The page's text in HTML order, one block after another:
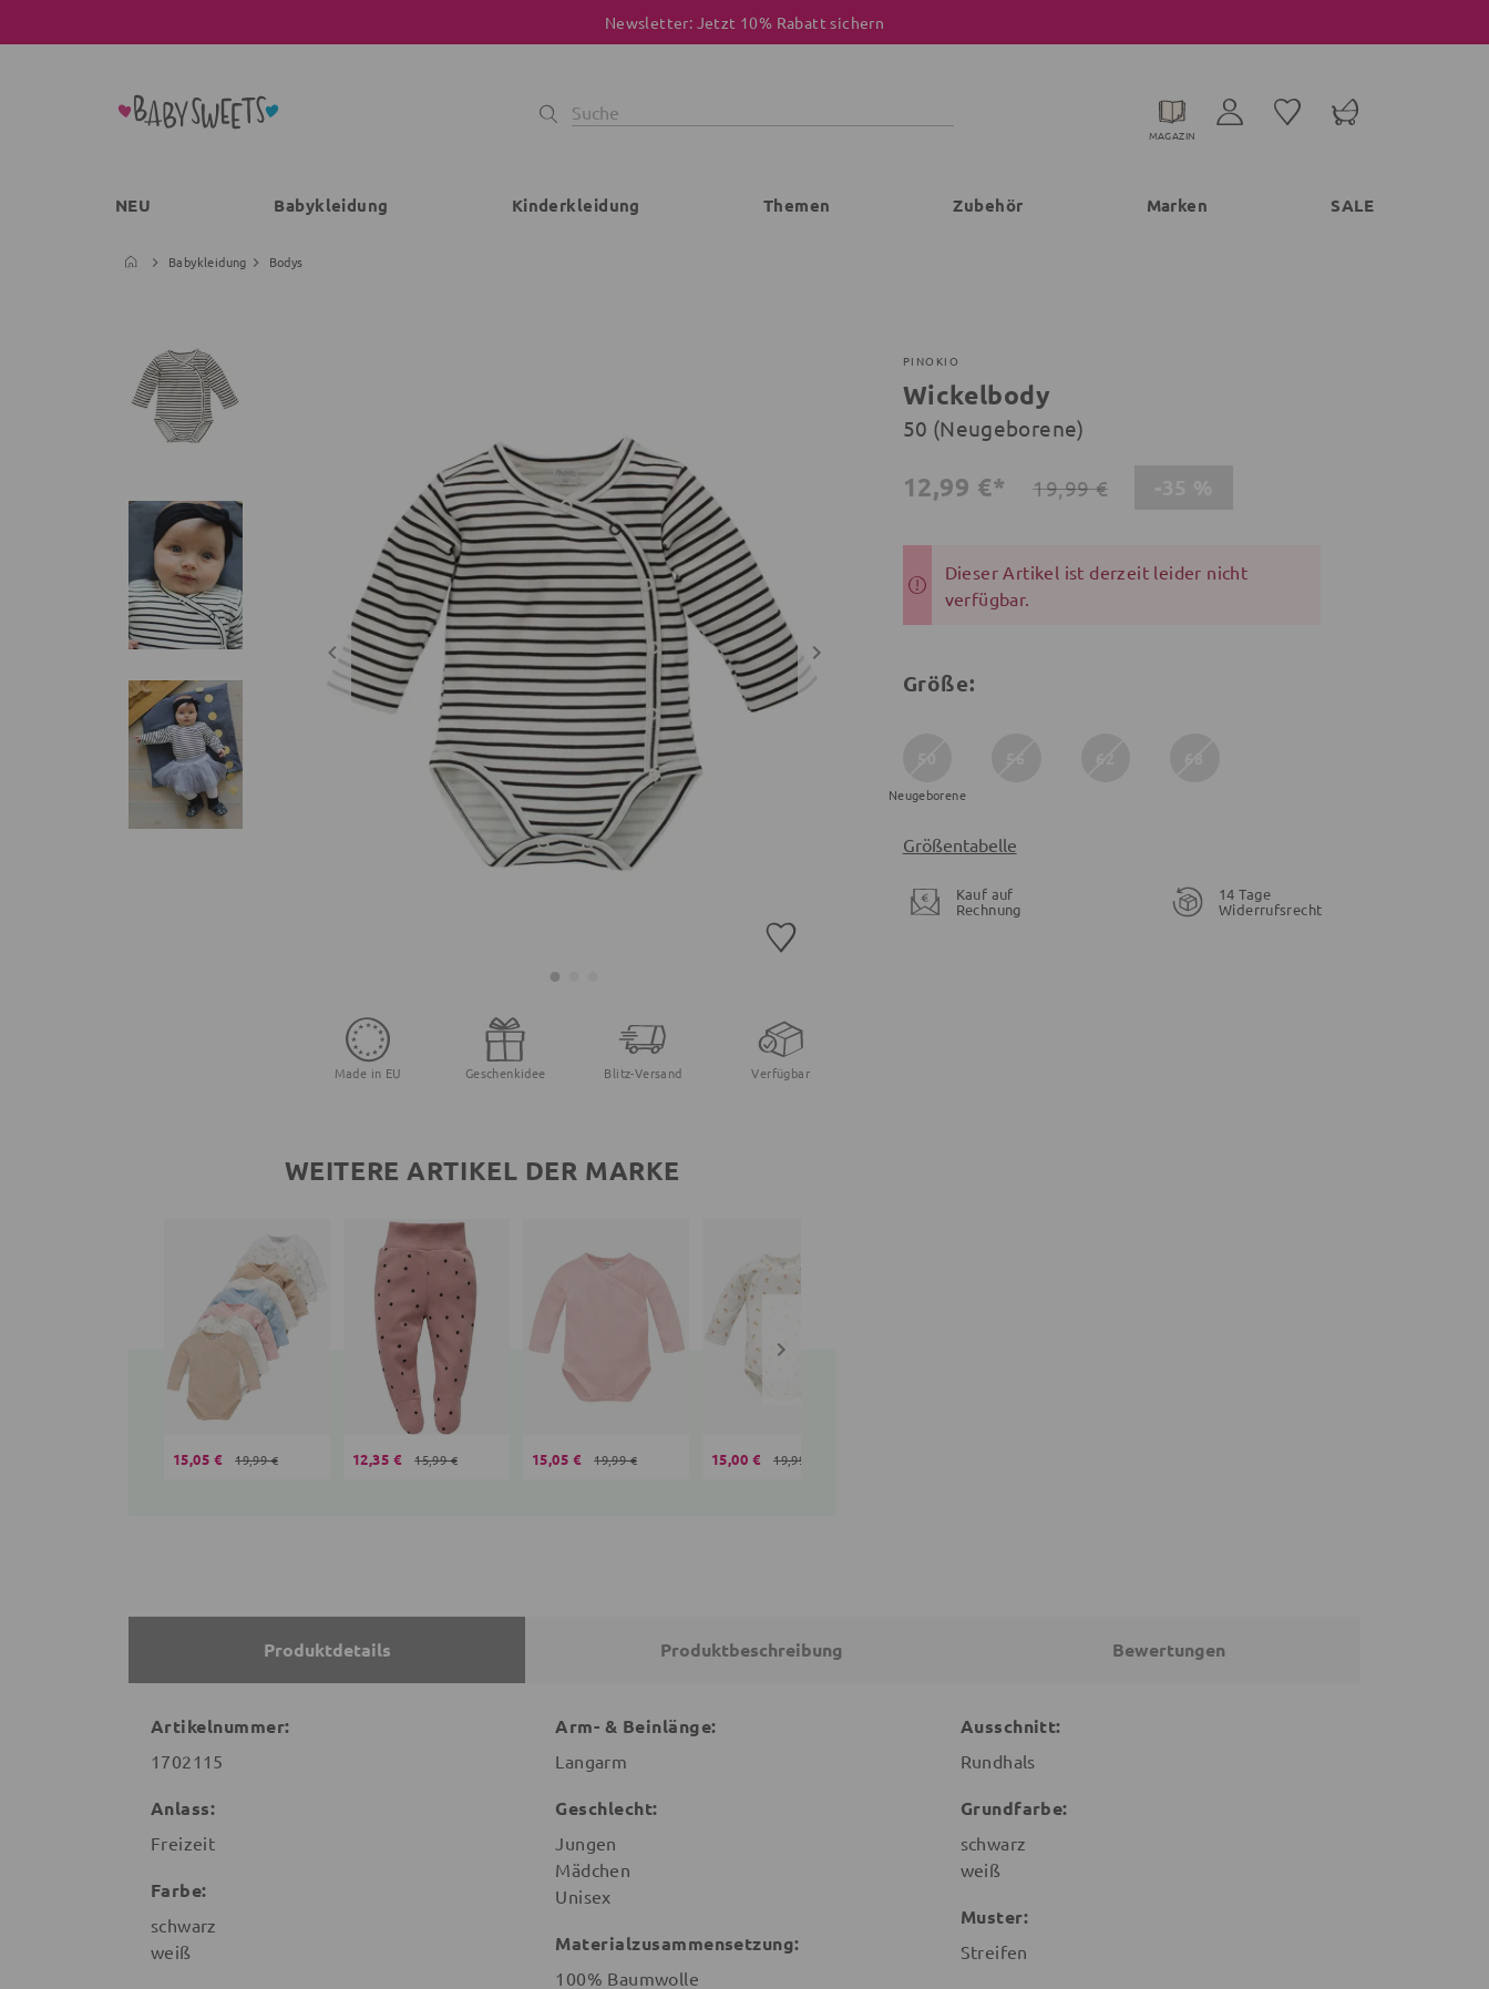
Newsletter: Jetzt 10% Rabatt sichern
MAGAZIN
NEU Babykleidung Kinderkleidung Themen Zubehör Marken SALE
Babykleidung Bodys
Made in EU Geschenkidee Blitz-Versand Verfügbar
WEITERE ARTIKEL DER MARKE
15,05 € 19,99 € 12,35 € 15,99 € 15,05 € 19,99 € 15,00 € 19,99 €
PINOKIO
Wickelbody
50 (Neugeborene)
12,99 €* 19,99 €
Dieser Artikel ist derzeit leider nicht
verfügbar.
Größe:
Neugeborene
Größentabelle
Kauf auf
Rechnung
14 Tage
Widerrufsrecht
Produktdetails Produktbeschreibung Bewertungen
Artikelnummer:
1702115
Anlass:
Freizeit
Farbe:
schwarz
weiß
Arm- & Beinlänge:
Langarm
Geschlecht:
Jungen
Mädchen
Unisex
Materialzusammensetzung:
100% Baumwolle
Ausschnitt:
Rundhals
Grundfarbe:
schwarz
weiß
Muster:
Streifen